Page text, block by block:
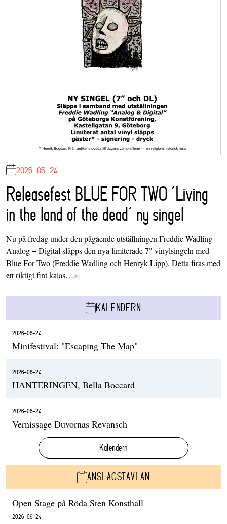
2026-06-24
Releasefest BLUE FOR TWO ‘Living
in the land of the dead’ ny singel
Nu på fredag under den pågående utställningen Freddie Wadling
Analog + Digital släpps den nya limiterade 7" vinylsingeln med
Blue For Two (Freddie Wadling och Henryk Lipp). Detta firas med
ett riktigt fint kalas…>
KALENDERN
2026-06-24
Minifestival: "Escaping The Map"
2026-06-24
HANTERINGEN, Bella Boccard
2026-06-24
Vernissage Duvornas Revansch
Kalendern
ANSLAGSTAVLAN
Open Stage på Röda Sten Konsthall
2026-06-24